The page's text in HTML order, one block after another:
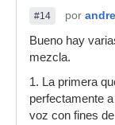
#14 por
Bueno hay
mezcla.
1. La primera
perfectamente
voz con fines